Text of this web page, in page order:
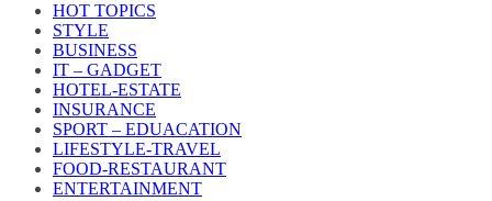
HOT TOPICS
STYLE
BUSINESS
IT – GADGET
HOTEL-ESTATE
INSURANCE
SPORT – EDUACATION
LIFESTYLE​-TRAVEL​
FOOD-RESTAURANT
ENTERTAINMENT